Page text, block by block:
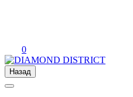
0
Назад